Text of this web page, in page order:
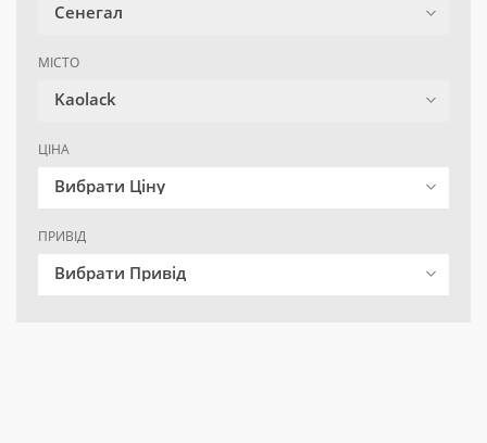
Сенегал
МІСТО
Kaolack
ЦІНА
Вибрати Ціну
ПРИВІД
Вибрати Привід